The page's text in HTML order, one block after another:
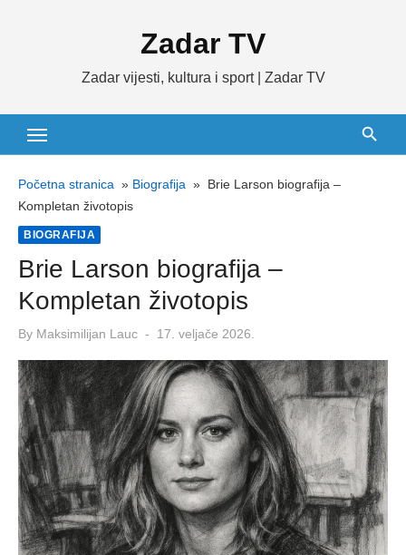
Zadar TV
Zadar vijesti, kultura i sport | Zadar TV
Početna stranica » Biografija » Brie Larson biografija –
Kompletan životopis
BIOGRAFIJA
Brie Larson biografija –
Kompletan životopis
By Maksimilijan Lauc
Posted
17. veljače 2026.